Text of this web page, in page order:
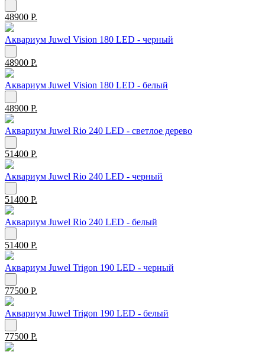
48900 Р.
Аквариум Juwel Vision 180 LED - черный
48900 Р.
Аквариум Juwel Vision 180 LED - белый
48900 Р.
Аквариум Juwel Rio 240 LED - светлое дерево
51400 Р.
Аквариум Juwel Rio 240 LED - черный
51400 Р.
Аквариум Juwel Rio 240 LED - белый
51400 Р.
Аквариум Juwel Trigon 190 LED - черный
77500 Р.
Аквариум Juwel Trigon 190 LED - белый
77500 Р.